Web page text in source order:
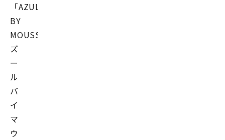
「AZUL
BY
MOUSSY（ア
ズ
ー
ル
バ
イ
マ
ウ